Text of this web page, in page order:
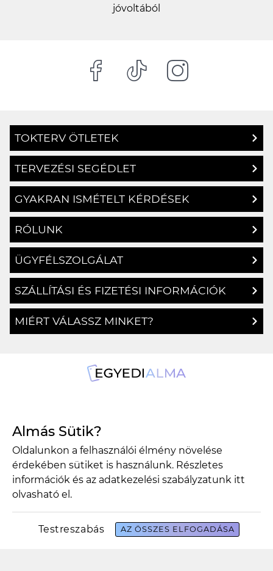
jóvoltából
TOKTERV ÖTLETEK
TERVEZÉSI SEGÉDLET
GYAKRAN ISMÉTELT KÉRDÉSEK
RÓLUNK
ÜGYFÉLSZOLGÁLAT
SZÁLLÍTÁSI ÉS FIZETÉSI INFORMÁCIÓK
MIÉRT VÁLASSZ MINKET?
info@egyedialma.hu
1134 Budapest, Angyalföldi út 25.
Adatkezelési szabályzat Általános szerződési feltételek
Almás Sütik?
Oldalunkon a felhasználói élmény növelése
érdekében sütiket is használunk. Részletes
információk és az adatkezelési szabályzatunk itt
olvasható el.
Testreszabás AZ ÖSSZES ELFOGADÁSA